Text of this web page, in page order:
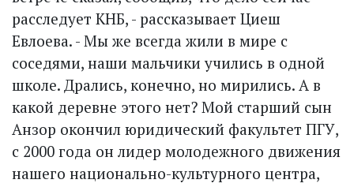
расследует КНБ, - рассказывает Циеш
Евлоева. - Мы же всегда жили в мире с
соседями, наши мальчики учились в одной
школе. Дрались, конечно, но мирились. А в
какой деревне этого нет? Мой старший сын
Анзор окончил юридический факультет ПГУ,
с 2000 года он лидер молодежного движения
нашего национально-культурного центра,